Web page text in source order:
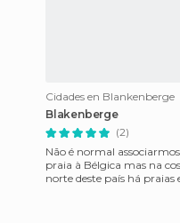
Cidades en Blankenberge
Blakenberge
(2)
Não é normal
praia à Bélgica mas na
norte deste país há praias